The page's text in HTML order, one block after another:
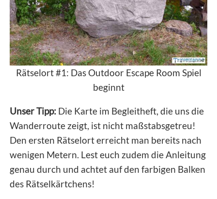
Rätselort #1: Das Outdoor Escape Room Spiel
beginnt
Unser Tipp: Die Karte im Begleitheft, die uns die
Wanderroute zeigt, ist nicht maßstabsgetreu!
Den ersten Rätselort erreicht man bereits nach
wenigen Metern. Lest euch zudem die Anleitung
genau durch und achtet auf den farbigen Balken
des Rätselkärtchens!